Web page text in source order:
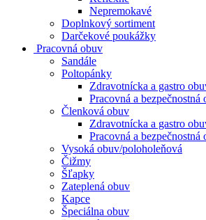
Nepremokavé
Doplnkový sortiment
Darčekové poukážky
Pracovná obuv
Sandále
Poltopánky
Zdravotnícka a gastro
Pracovná a bezpečnostná
Členková obuv
Zdravotnícka a gastro
Pracovná a bezpečnostná
Vysoká obuv/poloholeňová
Čižmy
Šľapky
Zateplená obuv
Kapce
Špeciálna obuv